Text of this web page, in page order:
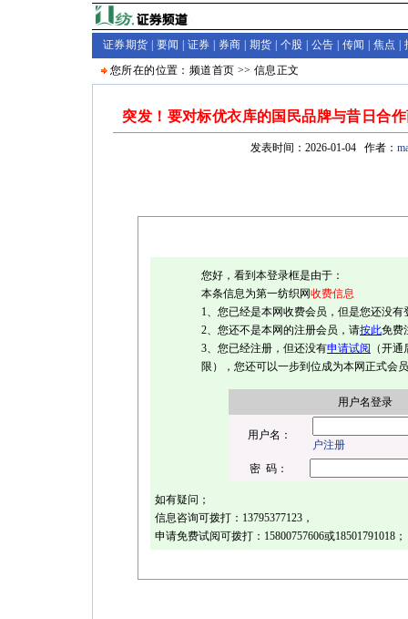
证券期货 | 要闻 证券 券商 期货 个股 公告 传闻 焦点
您所在的位置： 频道首页 >>信息正文
突发！要对标优衣库的国民品牌与昔日合
发表时间：2026-01-04 作者：
您好，看到本登录框是由于：
本条信息为第一纺织网收费信息
1、您已经是本网收费会员，但是您还没有
2、您还不是本网的注册会员，请按此免费
3、您已经注册，但还没有申请试阅 （开
限），您还可以一步到位成为本网正式会
用户名登录
用户名：
户注册
密 码：
如有疑问；
信息咨询可拨打： 13795377123，
申请免费试阅可拨打： 15800757606或18501791018；